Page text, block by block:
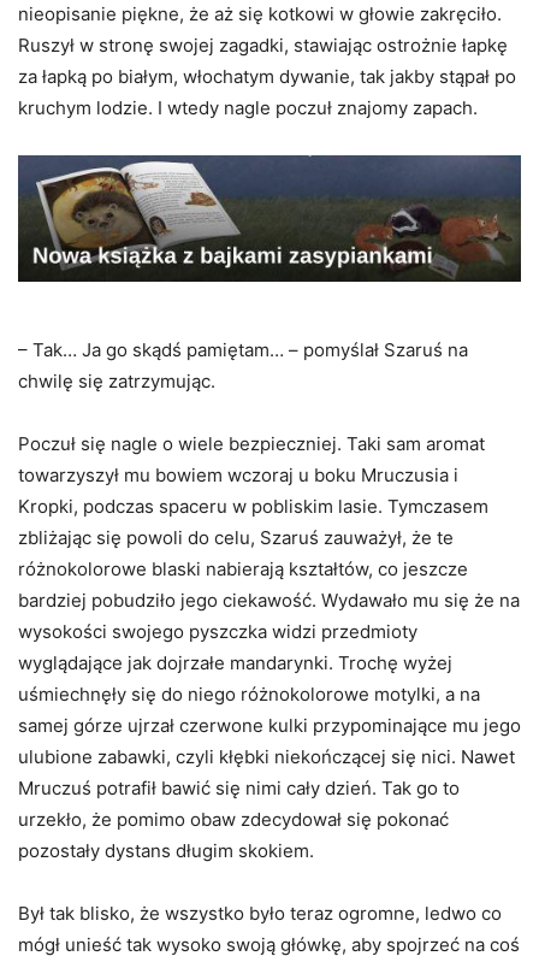
nieopisanie piękne, że aż się kotkowi w głowie zakręciło.
Ruszył w stronę swojej zagadki, stawiając ostrożnie łapkę
za łapką po białym, włochatym dywanie, tak jakby stąpał po
kruchym lodzie. I wtedy nagle poczuł znajomy zapach.
– Tak… Ja go skądś pamiętam… – pomyślał Szaruś na
chwilę się zatrzymując.
Poczuł się nagle o wiele bezpieczniej. Taki sam aromat
towarzyszył mu bowiem wczoraj u boku Mruczusia i
Kropki, podczas spaceru w pobliskim lasie. Tymczasem
zbliżając się powoli do celu, Szaruś zauważył, że te
różnokolorowe blaski nabierają kształtów, co jeszcze
bardziej pobudziło jego ciekawość. Wydawało mu się że na
wysokości swojego pyszczka widzi przedmioty
wyglądające jak dojrzałe mandarynki. Trochę wyżej
uśmiechnęły się do niego różnokolorowe motylki, a na
samej górze ujrzał czerwone kulki przypominające mu jego
ulubione zabawki, czyli kłębki niekończącej się nici. Nawet
Mruczuś potrafił bawić się nimi cały dzień. Tak go to
urzekło, że pomimo obaw zdecydował się pokonać
pozostały dystans długim skokiem.
Był tak blisko, że wszystko było teraz ogromne, ledwo co
mógł unieść tak wysoko swoją główkę, aby spojrzeć na coś